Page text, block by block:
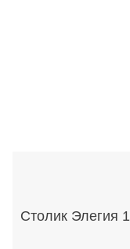
Столик Элегия 1